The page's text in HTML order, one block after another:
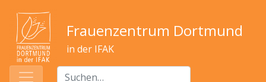
Frauenzentrum Dortmund
in der IFAK